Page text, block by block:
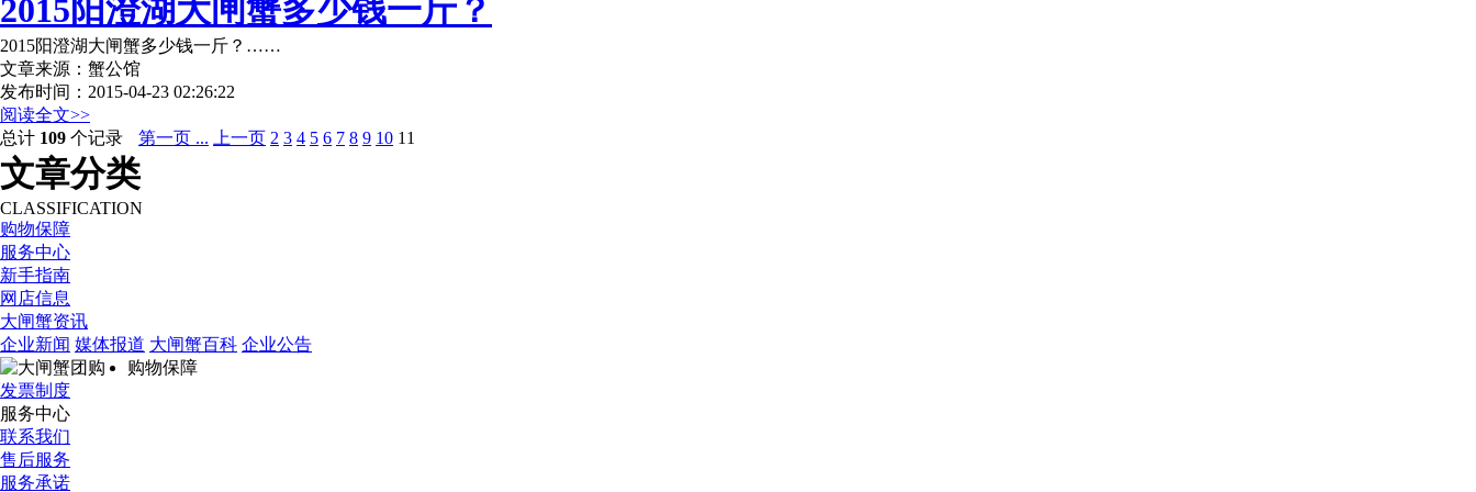
2015阳澄湖大闸蟹多少钱一斤？
2015阳澄湖大闸蟹多少钱一斤？……
文章来源：蟹公馆
发布时间：2015-04-23 02:26:22
阅读全文>>
总计 109 个记录 第一页 ... 上一页 2 3 4 5 6 7 8 9 10 11
文章分类
CLASSIFICATION
购物保障
服务中心
新手指南
网店信息
大闸蟹资讯
企业新闻 媒体报道 大闸蟹百科 企业公告
购物保障
发票制度
服务中心
联系我们
售后服务
服务承诺